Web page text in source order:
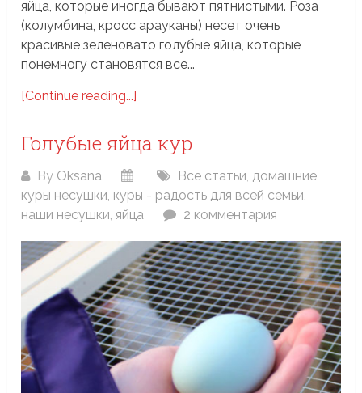
яйца, которые иногда бывают пятнистыми. Роза
(колумбина, кросс арауканы) несет очень
красивые зеленовато голубые яйца, которые
понемногу становятся все...
[Continue reading...]
Голубые яйца кур
By Oksana Все статьи домашние
куры несушки куры - радость для всей семьи
наши несушки яйца 2 комментария